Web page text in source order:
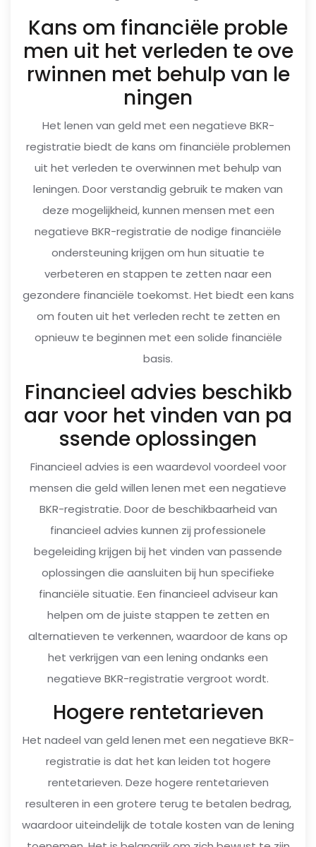
Kans om financiële proble
men uit het verleden te ove
rwinnen met behulp van le
ningen
Het lenen van geld met een negatieve BKR-
registratie biedt de kans om financiële problemen
uit het verleden te overwinnen met behulp van
leningen. Door verstandig gebruik te maken van
deze mogelijkheid, kunnen mensen met een
negatieve BKR-registratie de nodige financiële
ondersteuning krijgen om hun situatie te
verbeteren en stappen te zetten naar een
gezondere financiële toekomst. Het biedt een kans
om fouten uit het verleden recht te zetten en
opnieuw te beginnen met een solide financiële
basis.
Financieel advies beschikb
aar voor het vinden van pa
ssende oplossingen
Financieel advies is een waardevol voordeel voor
mensen die geld willen lenen met een negatieve
BKR-registratie. Door de beschikbaarheid van
financieel advies kunnen zij professionele
begeleiding krijgen bij het vinden van passende
oplossingen die aansluiten bij hun specifieke
financiële situatie. Een financieel adviseur kan
helpen om de juiste stappen te zetten en
alternatieven te verkennen, waardoor de kans op
het verkrijgen van een lening ondanks een
negatieve BKR-registratie vergroot wordt.
Hogere rentetarieven
Het nadeel van geld lenen met een negatieve BKR-
registratie is dat het kan leiden tot hogere
rentetarieven. Deze hogere rentetarieven
resulteren in een grotere terug te betalen bedrag,
waardoor uiteindelijk de totale kosten van de lening